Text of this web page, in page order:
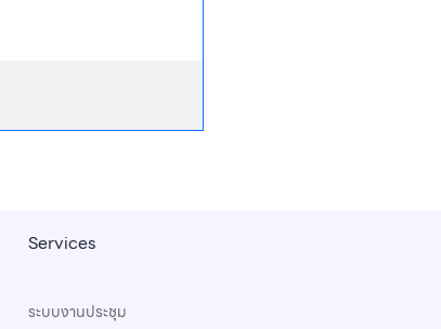
Services
ระบบงานประชุม